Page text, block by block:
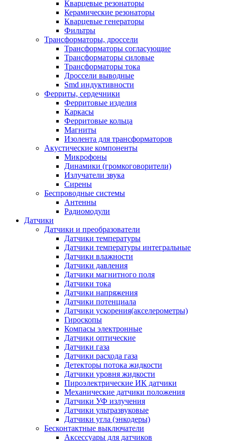
Кварцевые резонаторы
Керамические резонаторы
Кварцевые генераторы
Фильтры
Трансформаторы, дроссели
Трансформаторы согласующие
Трансформаторы силовые
Трансформаторы тока
Дроссели выводные
Smd индуктивности
Ферриты, сердечники
Ферритовые изделия
Каркасы
Ферритовые кольца
Магниты
Изолента для трансформаторов
Акустические компоненты
Микрофоны
Динамики (громкоговорители)
Излучатели звука
Сирены
Беспроводные системы
Антенны
Радиомодули
Датчики
Датчики и преобразователи
Датчики температуры
Датчики температуры интегральные
Датчики влажности
Датчики давления
Датчики магнитного поля
Датчики тока
Датчики напряжения
Датчики потенциала
Датчики ускорения(акселерометры)
Гироскопы
Компасы электронные
Датчики оптические
Датчики газа
Датчики расхода газа
Детекторы потока жидкости
Датчики уровня жидкости
Пироэлектрические ИК датчики
Механические датчики положения
Датчики УФ излучения
Датчики ультразвуковые
Датчики угла (энкодеры)
Бесконтактные выключатели
Аксессуары для датчиков